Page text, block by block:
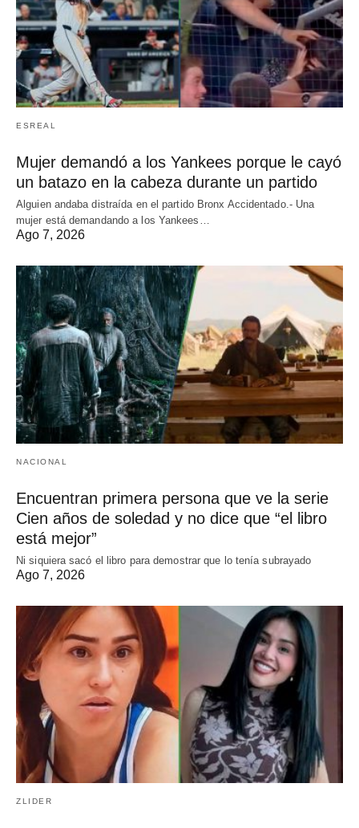
ESREAL
Mujer demandó a los Yankees porque le cayó
un batazo en la cabeza durante un partido
Alguien andaba distraída en el partido Bronx Accidentado.- Una
mujer está demandando a los Yankees…
Ago 7, 2026
NACIONAL
Encuentran primera persona que ve la serie
Cien años de soledad y no dice que “el libro
está mejor”
Ni siquiera sacó el libro para demostrar que lo tenía subrayado
Ago 7, 2026
ZLIDER